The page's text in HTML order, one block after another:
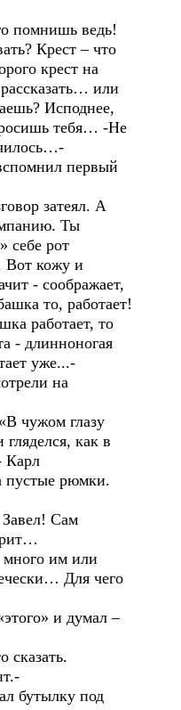
помнишь ведь!
Крест – что
крест на
или
Исподнее,
тебя… -Не
первый
затеял. А
Ты
себе рот
Вот кожу и
- соображает,
то, работает!
работает, то
- длинноногая
уже...-
на
чужом глазу
как в
Карл
пустые рюмки.
Сам
им или
Для чего
и думал –
бутылку под